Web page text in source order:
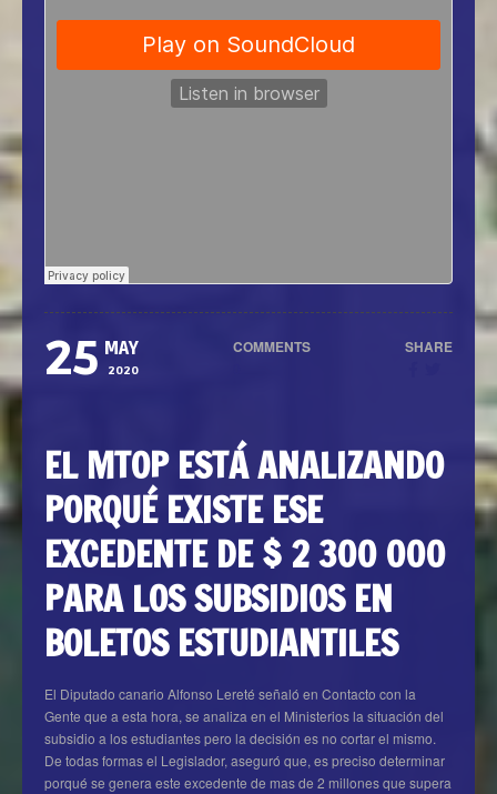
25 MAY
2020
COMMENTS SHARE
EL MTOP ESTÁ ANALIZANDO
PORQUÉ EXISTE ESE
EXCEDENTE DE $ 2 300 000
PARA LOS SUBSIDIOS EN
BOLETOS ESTUDIANTILES
El Diputado canario Alfonso Lereté señaló en Contacto con la
Gente que a esta hora, se analiza en el Ministerios la situación del
subsidio a los estudiantes pero la decisión es no cortar el mismo.
De todas formas el Legislador, aseguró que, es preciso determinar
porqué se genera este excedente de mas de 2 millones que supera